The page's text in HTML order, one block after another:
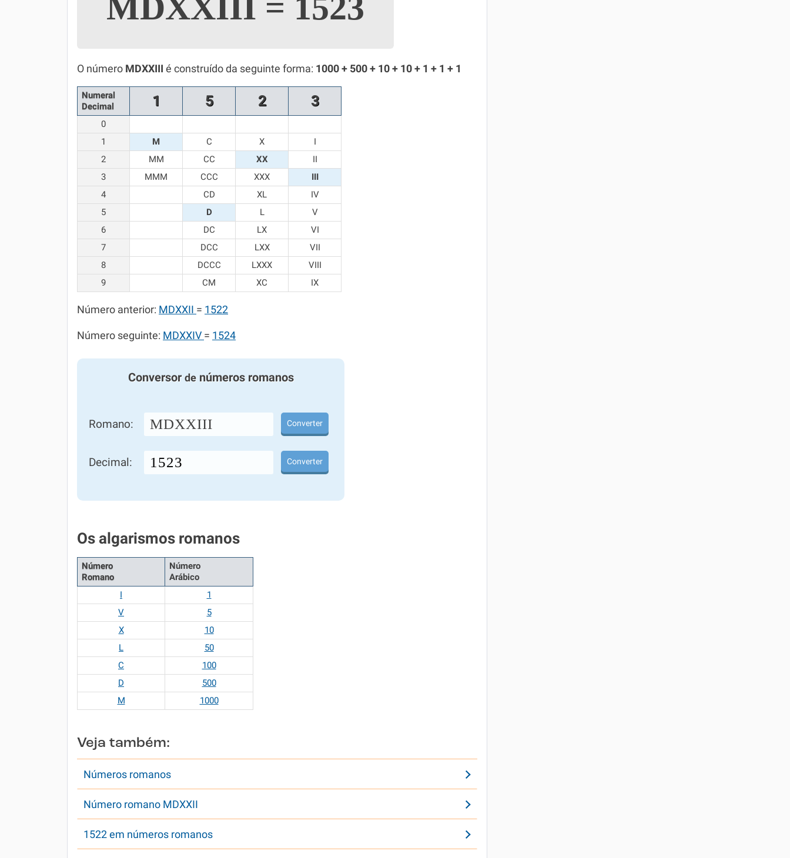
Todos os Exercícios
O número MDXXIII é construído da seguinte forma: 1000 + 500 + 10 + 10 + 1 + 1 + 1
Numeral
Decimal
1 5 2 3
0
1
M C X
I
2
MM CC XX
II
3
MMM CCC XXX
III
4
CD XL
IV
5
D L
V
6
DC LX
VI
7
DCC LXX
VII
8
DCCC LXXX
VIII
9
CM XC IX
Número anterior: MDXXII = 1522
Número seguinte: MDXXIV = 1524
Conversor denúmeros romanos
Romano: MDXXIII Converter
Decimal: Converter
Os algarismos romanos
Número
Romano
Número
Arábico
I
1
V
5
X
10
L
50
C
100
D
500
M
1000
Veja também:
Números romanos
Número romano MDXXII
1522 em números romanos